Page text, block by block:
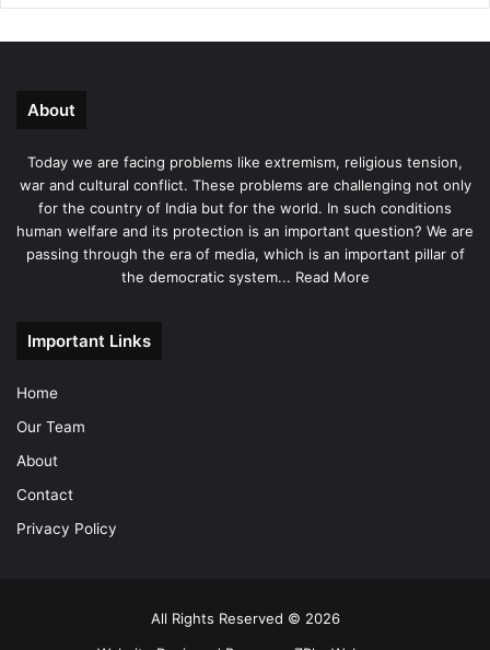
About
Today we are facing problems like extremism, religious tension,
war and cultural conflict. These problems are challenging not only
for the country of India but for the world. In such conditions
human welfare and its protection is an important question? We are
passing through the era of media, which is an important pillar of
the democratic system... Read More
Important Links
Home
Our Team
About
Contact
Privacy Policy
All Rights Reserved © 2026